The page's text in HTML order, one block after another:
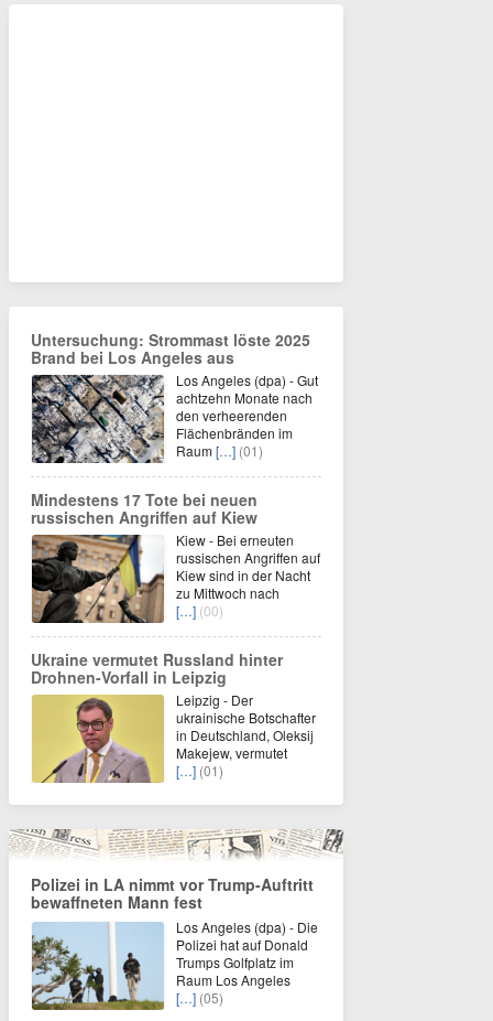
Untersuchung: Strommast löste 2025
Brand bei Los Angeles aus
Los Angeles (dpa) - Gut
achtzehn Monate nach
den verheerenden
Flächenbränden im
Raum[…] (01)
Mindestens 17 Tote bei neuen
russischen Angriffen auf Kiew
Kiew - Bei erneuten
russischen Angriffen auf
Kiew sind in der Nacht
zu Mittwoch nach
[…] (00)
Ukraine vermutet Russland hinter
Drohnen-Vorfall in Leipzig
Leipzig - Der
ukrainische Botschafter
in Deutschland, Oleksij
Makejew, vermutet
[…] (01)
Polizei in LA nimmt vor Trump-Auftritt
bewaffneten Mann fest
Los Angeles (dpa) - Die
Polizei hat auf Donald
Trumps Golfplatz im
Raum Los Angeles
[…] (05)